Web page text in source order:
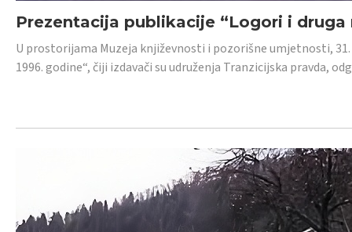
Prezentacija publikacije “Logori i druga
U prostorijama Muzeja književnosti i pozorišne umjetnosti,
1996. godine“, čiji izdavači su udruženja Tranzicijska pravda,